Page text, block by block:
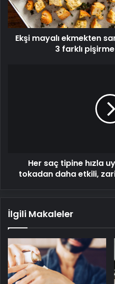
3
farklı
pişirme
yöntemi
Ekşi mayalı ekmekten
3 farklı
zarif
tarağı
Her saç tipine hızla
tokadan daha etkili,
İlgili Makaleler